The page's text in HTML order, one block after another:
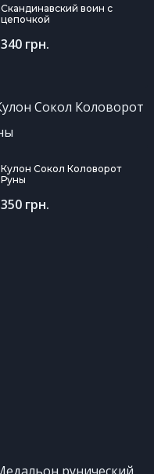
Скандинавский воин с
цепочкой
340 грн.
Кулон Сокол Коловорот
Руны
350 грн.